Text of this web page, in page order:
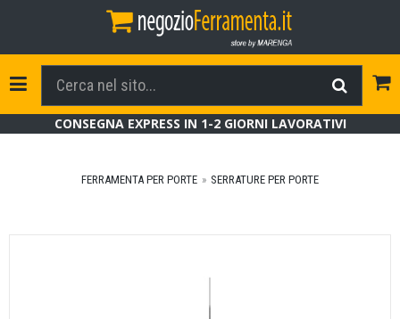
Toggle Navigation
CONSEGNA EXPRESS IN 1-2 GIORNI LAVORATIVI
FERRAMENTA PER PORTE SERRATURE PER PORTE